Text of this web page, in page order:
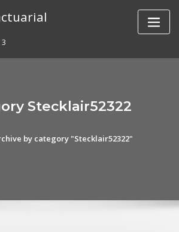
Stecklair52322
by category "Stecklair52322"